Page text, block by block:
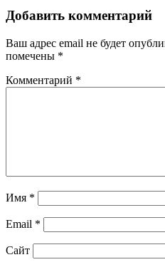
Добавить комментарий
Ваш адрес email не будет
помечены *
Комментарий *
Имя *
Email *
Сайт